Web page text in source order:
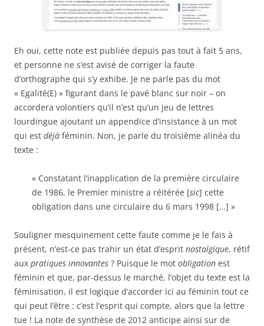
Eh oui, cette note est publiée depuis pas tout à fait 5 ans,
et personne ne s’est avisé de corriger la faute
d’orthographe qui s’y exhibe. Je ne parle pas du mot
« Egalité(E) » figurant dans le pavé blanc sur noir – on
accordera volontiers qu’il n’est qu’un jeu de lettres
lourdingue ajoutant un appendice d’insistance à un mot
qui est déjà féminin. Non, je parle du troisième alinéa du
texte :
« Constatant l’inapplication de la première circulaire
de 1986, le Premier ministre a réitérée [sic] cette
obligation dans une circulaire du 6 mars 1998 […] »
Souligner mesquinement cette faute comme je le fais à
présent, n’est-ce pas trahir un état d’esprit nostalgique, rétif
aux pratiques innovantes ? Puisque le mot obligation est
féminin et que, par-dessus le marché, l’objet du texte est la
féminisation, il est logique d’accorder ici au féminin tout ce
qui peut l’être : c’est l’esprit qui compte, alors que la lettre
tue ! La note de synthèse de 2012 anticipe ainsi sur de